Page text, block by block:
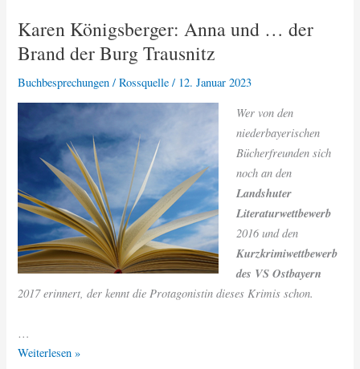
Wogen
Karen Königsberger: Anna und … der
Brand der Burg Trausnitz
Buchbesprechungen /Rossquelle/ 12. Januar 2023
Wer von den
niederbayerischen
Bücherfreunden sich
noch an den
Landshuter
Literaturwettbewerb
2016 und den
Kurzkrimiwettbewerb
des VS Ostbayern
2017 erinnert, der kennt die Protagonistin dieses Krimis schon.
…
Karen
Weiterlesen »